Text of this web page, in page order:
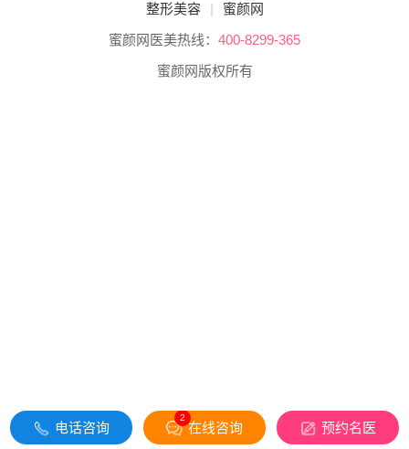
整形美容 |
蜜颜网
蜜颜网医美热线： 400-8299-365
蜜颜网版权所有
电话咨询
2
在线咨询 预约名医